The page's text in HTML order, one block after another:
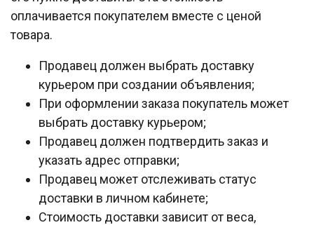
оплачивается покупателем вместе с ценой
товара.
Продавец должен выбрать доставку
курьером при создании объявления;
При оформлении заказа покупатель может
выбрать доставку курьером;
Продавец должен подтвердить заказ и
указать адрес отправки;
Продавец может отслеживать статус
доставки в личном кабинете;
Стоимость доставки зависит от веса,